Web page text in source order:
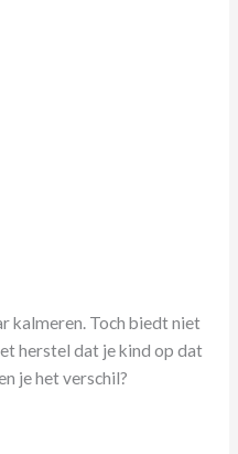
kalmeren. Toch biedt niet
herstel dat je kind op dat
je het verschil?